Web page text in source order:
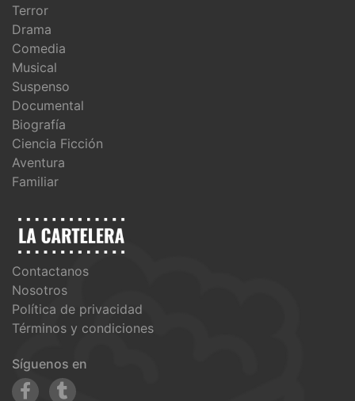
Terror
Drama
Comedia
Musical
Suspenso
Documental
Biografía
Ciencia Ficción
Aventura
Familiar
Contactanos
Nosotros
Política de privacidad
Términos y condiciones
Síguenos en